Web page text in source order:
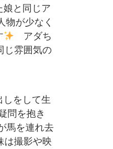
と同じア
が少なく
アダち
じ雰囲気の
をして生
問を抱き
馬を連れ去
は撮影や映